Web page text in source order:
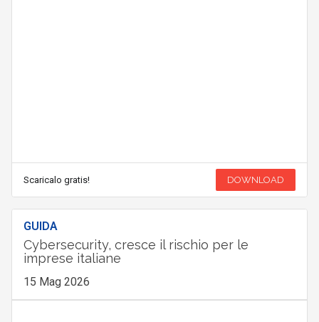
Scaricalo gratis! DOWNLOAD
GUIDA
Cybersecurity, cresce il rischio per le
imprese italiane
15 Mag 2026